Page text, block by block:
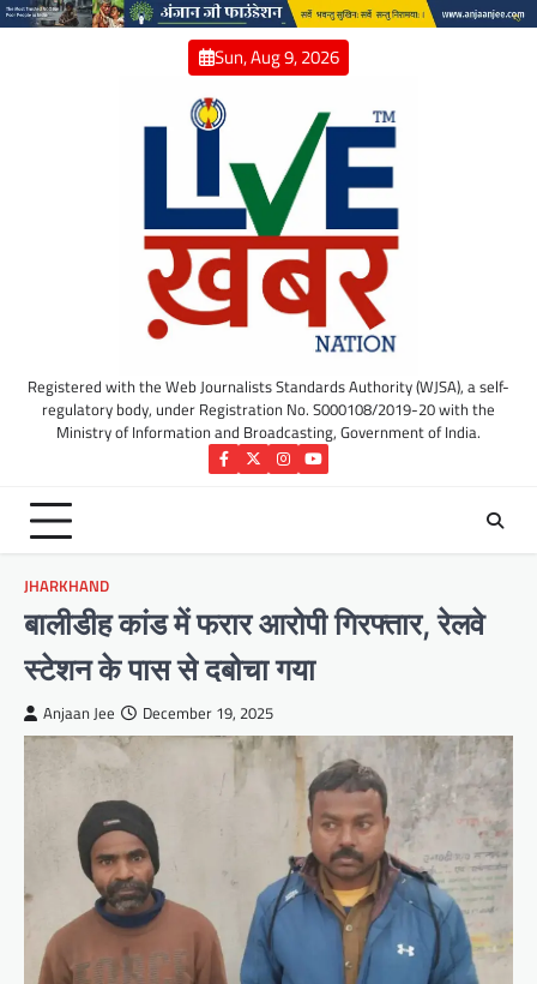
Skip
Sun, Aug 9, 2026
Registered with the Web Journalists Standards Authority (WJSA), a self-
regulatory body, under Registration No. S000108/2019-20 with the
Ministry of Information and Broadcasting, Government of India.
Facebook
TwitterInstagram
YouTube
JHARKHAND
बालीडीह कांड में फरार आरोपी गिरफ्तार, रेलवे
स्टेशन के पास से दबोचा गया
Anjaan Jee December 19, 2025